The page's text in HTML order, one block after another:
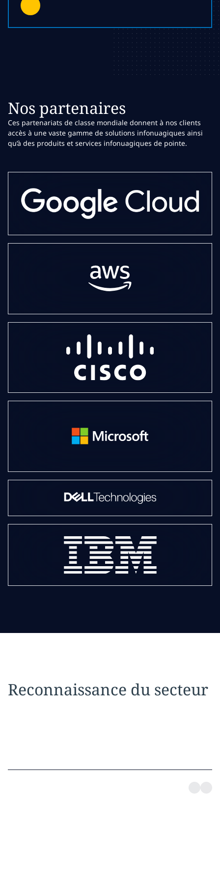
Nos partenaires
Ces partenariats de classe mondiale donnent à nos clients
accès à une vaste gamme de solutions infonuagiques ainsi
qu’à des produits et services infonuagiques de pointe.
Reconnaissance du secteur